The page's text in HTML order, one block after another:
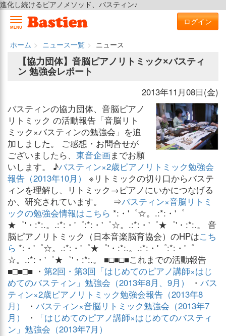
進化し続けるピアノメソッド、バスティン♪
MENU
ログイン
ホーム ニュース一覧
ニュース
【協力団体】音脳ピアノリトミック×バスティ
ン 勉強会レポート
2013年11月08日(金)
バスティンの協力団体、音脳ピアノ
リトミック の活動報告「音脳リト
ミック×バスティンの勉強会」を追
加しました。 ご感想・お問合せが
ございましたら、 東音企画までお願
いします。 ♪バスティン×2歳ピアノリトミック勉強会
報告（2013年10月）
※リトミックの切り口からバステ
ィンを理解し、リトミック→ピアノにいかにつなげる
か、研究されています。 ⇒バスティン×音脳リトミ
ックの勉強会情報はこちら *:・'゜☆。.:*:・'゜
★゜'・:*:.。.:*:・'゜:*:・'゜☆。.:*:・'゜★゜'・:*:.。 音
脳ピアノリトミック（日本音楽脳育協会）のHPはこち
ら *:・'゜☆。.:*:・'゜★゜'・:*:.。.:*:・'゜:*:・'゜
☆。.:*:・'゜★゜'・:*:.。 ■□■□■これまでの活動報告
■□■□■ ・ 第2回・第3回「はじめてのピアノ講師×はじ
めてのバスティン」勉強会（2013年8月、9月）
・ バス
ティン×2歳ピアノリトミック勉強会報告（2013年8
月）
・ バスティン×音脳リトミック勉強会（2013年7
月）
・
「はじめてのピアノ講師×はじめてのバスティ
ン」勉強会（2013年7月）